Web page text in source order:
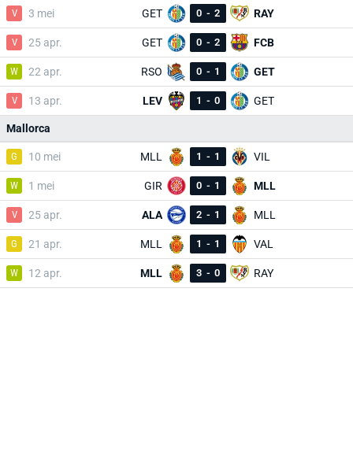
V 3 mei GET 0 - 2 RAY
V 25 apr. GET 0 - 2 FCB
W 22 apr. RSO 0 - 1 GET
V 13 apr. LEV 1 - 0 GET
Mallorca
G 10 mei MLL 1 - 1 VIL
W 1 mei GIR 0 - 1 MLL
V 25 apr. ALA 2 - 1 MLL
G 21 apr. MLL 1 - 1 VAL
W 12 apr. MLL 3 - 0 RAY